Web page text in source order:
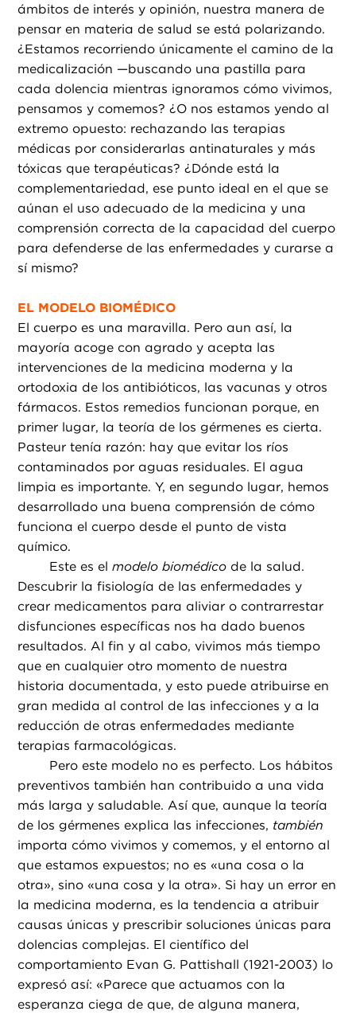
ámbitos de interés y opinión, nuestra manera de
pensar en materia de salud se está polarizando.
¿Estamos recorriendo únicamente el camino de la
medicalización —buscando una pastilla para
cada dolencia mientras ignoramos cómo vivimos,
pensamos y comemos? ¿O nos estamos yendo al
extremo opuesto: rechazando las terapias
médicas por considerarlas antinaturales y más
tóxicas que terapéuticas? ¿Dónde está la
complementariedad, ese punto ideal en el que se
aúnan el uso adecuado de la medicina y una
comprensión correcta de la capacidad del cuerpo
para defenderse de las enfermedades y curarse a
sí mismo?
EL MODELO BIOMÉDICO
El cuerpo es una maravilla. Pero aun así, la
mayoría acoge con agrado y acepta las
intervenciones de la medicina moderna y la
ortodoxia de los antibióticos, las vacunas y otros
fármacos. Estos remedios funcionan porque, en
primer lugar, la teoría de los gérmenes es cierta.
Pasteur tenía razón: hay que evitar los ríos
contaminados por aguas residuales. El agua
limpia es importante. Y, en segundo lugar, hemos
desarrollado una buena comprensión de cómo
funciona el cuerpo desde el punto de vista
químico.
Este es elmodelo biomédico de la salud.
Descubrir la fisiología de las enfermedades y
crear medicamentos para aliviar o contrarrestar
disfunciones específicas nos ha dado buenos
resultados. Al fin y al cabo, vivimos más tiempo
que en cualquier otro momento de nuestra
historia documentada, y esto puede atribuirse en
gran medida al control de las infecciones y a la
reducción de otras enfermedades mediante
terapias farmacológicas.
Pero este modelo no es perfecto. Los hábitos
preventivos también han contribuido a una vida
más larga y saludable. Así que, aunque la teoría
de los gérmenes explica las infecciones, también
importa cómo vivimos y comemos, y el entorno al
que estamos expuestos; no es «una cosa o la
otra», sino «una cosa y la otra». Si hay un error en
la medicina moderna, es la tendencia a atribuir
causas únicas y prescribir soluciones únicas para
dolencias complejas. El científico del
comportamiento Evan G. Pattishall (1921-2003) lo
expresó así: «Parece que actuamos con la
esperanza ciega de que, de alguna manera,